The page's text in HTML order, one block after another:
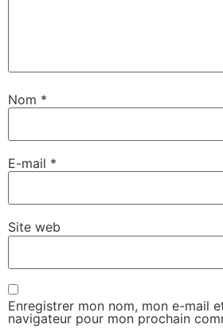
Nom *
E-mail *
Site web
Enregistrer mon nom, mon e-mail
navigateur pour mon prochain